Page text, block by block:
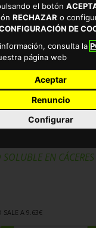
el botón
RECHAZAR o
DE
consulta la
página web
Aceptar
Renuncio
Configurar
EN CÁCERES
SALE A 9.63€